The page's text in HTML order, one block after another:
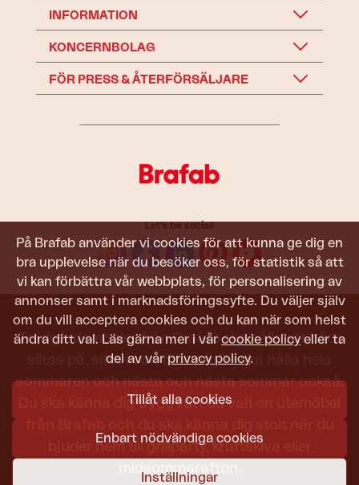
På Brafab använder vi cookies för att kunna ge dig en
bra upplevelse när du besöker oss, för statistik så att
vi kan förbättra vår webbplats, för personalisering av
annonser samt i marknadsföringssyfte. Du väljer själv
om du vill acceptera cookies och du kan när som helst
ändra ditt val. Läs gärna mer i vår cookie policy eller ta
del av vår privacy policy.
Tillåt alla cookies
Enbart nödvändiga cookies
Inställningar
INFORMATION
KONCERNBOLAG
FÖR PRESS & ÅTERFÖRSÄLJARE
Let's be social!
Trädgårdsmöbler från Brafab ska hålla att både
slitas på, sitta i och titta på. De ska hålla hela
sommaren och nästa och nästa sommar också.
Du ska känna dig trygg i att du valt en utemöbel
bjuder hem till grillparty, kräftskiva eller